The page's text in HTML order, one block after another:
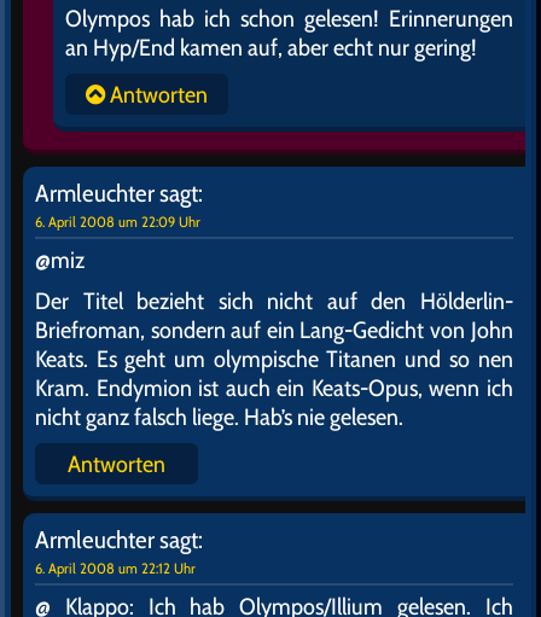
Olympos hab ich schon gelesen! Erinnerungen
an Hyp/End kamen auf, aber echt nur gering!
Antworten
Armleuchtersagt:
6. April 2008 um 22:09 Uhr
@miz
Der Titel bezieht sich nicht auf den Hölderlin-
Briefroman, sondern auf ein Lang-Gedicht von John
Keats. Es geht um olympische Titanen und so nen
Kram. Endymion ist auch ein Keats-Opus, wenn ich
nicht ganz falsch liege. Hab’s nie gelesen.
Antworten
Armleuchtersagt:
6. April 2008 um 22:12 Uhr
@ Klappo: Ich hab Olympos/Illium gelesen. Ich